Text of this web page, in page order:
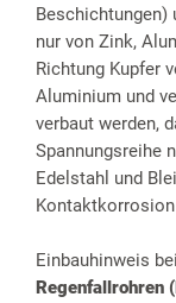
Beschichtungen)
nur von Zink,
Richtung Kupfer
Aluminium und
verbaut werden,
Spannungsreihe
Edelstahl und
Einbauhinweis
Regenfallrohren